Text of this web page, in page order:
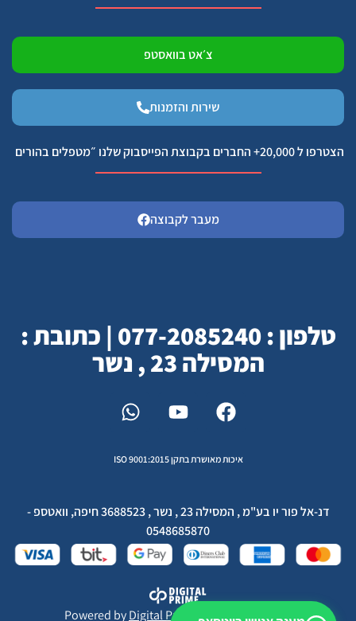
צ׳אט בוואסטפ
שירות והזמנות
הצטרפו ל 20,000+ החברים בקבוצת הפייסבוק שלנו ״מטפלים בהורים
מעבר לקבוצה
טלפון : 077-2085240 | כתובת :
המסילה 23 , נשר
איכות מאושרת בתקן ISO 9001:2015
דנ-אל פור יו בע"מ , המסילה 23 , נשר , 3688523 חיפה, וואטספ -
0548685870
Powered byDigital Prime Monetization LTD